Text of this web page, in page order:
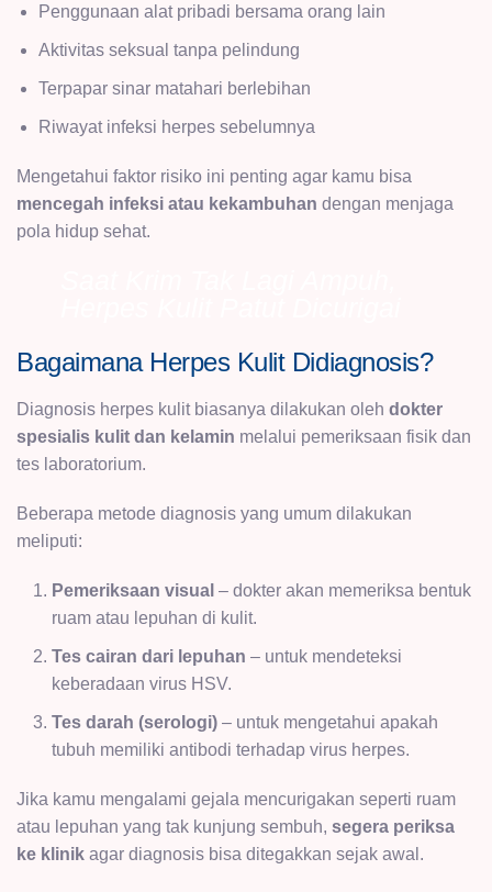
Penggunaan alat pribadi bersama orang lain
Aktivitas seksual tanpa pelindung
Terpapar sinar matahari berlebihan
Riwayat infeksi herpes sebelumnya
Mengetahui faktor risiko ini penting agar kamu bisa
mencegah infeksi atau kekambuhan dengan menjaga
pola hidup sehat.
Bagaimana Herpes Kulit Didiagnosis?
Diagnosis herpes kulit biasanya dilakukan oleh dokter
spesialis kulit dan kelamin melalui pemeriksaan fisik dan
tes laboratorium.
Beberapa metode diagnosis yang umum dilakukan
meliputi:
Pemeriksaan visual – dokter akan memeriksa bentuk
ruam atau lepuhan di kulit.
Tes cairan dari lepuhan – untuk mendeteksi
keberadaan virus HSV.
Tes darah (serologi) – untuk mengetahui apakah
tubuh memiliki antibodi terhadap virus herpes.
Jika kamu mengalami gejala mencurigakan seperti ruam
atau lepuhan yang tak kunjung sembuh, segera periksa
ke klinik agar diagnosis bisa ditegakkan sejak awal.